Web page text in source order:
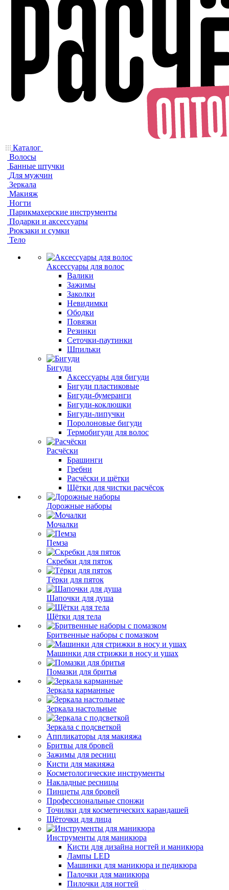
Каталог
Волосы
Банные штучки
Для мужчин
Зеркала
Макияж
Ногти
Парикмахерские инструменты
Подарки и аксессуары
Рюкзаки и сумки
Тело
Аксессуары для волос
Валики
Зажимы
Заколки
Невидимки
Ободки
Повязки
Резинки
Сеточки-паутинки
Шпильки
Бигуди
Аксессуары для бигуди
Бигуди пластиковые
Бигуди-бумеранги
Бигуди-коклюшки
Бигуди-липучки
Поролоновые бигуди
Термобигуди для волос
Расчёски
Брашинги
Гребни
Расчёски и щётки
Щётки для чистки расчёсок
Дорожные наборы
Мочалки
Пемза
Скребки для пяток
Тёрки для пяток
Шапочки для душа
Щётки для тела
Бритвенные наборы с помазком
Машинки для стрижки в носу и ушах
Помазки для бритья
Зеркала карманные
Зеркала настольные
Зеркала с подсветкой
Аппликаторы для макияжа
Бритвы для бровей
Зажимы для ресниц
Кисти для макияжа
Косметологические инструменты
Накладные ресницы
Пинцеты для бровей
Профессиональные спонжи
Точилки для косметических карандашей
Щёточки для лица
Инструменты для маникюра
Кисти для дизайна ногтей и маникюра
Лампы LED
Машинки для маникюра и педикюра
Палочки для маникюра
Пилочки для ногтей